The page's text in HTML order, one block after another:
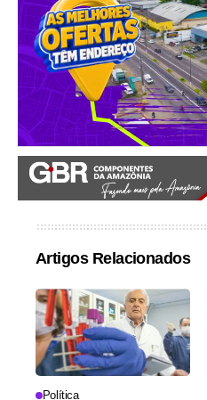
Artigos Relacionados
Política